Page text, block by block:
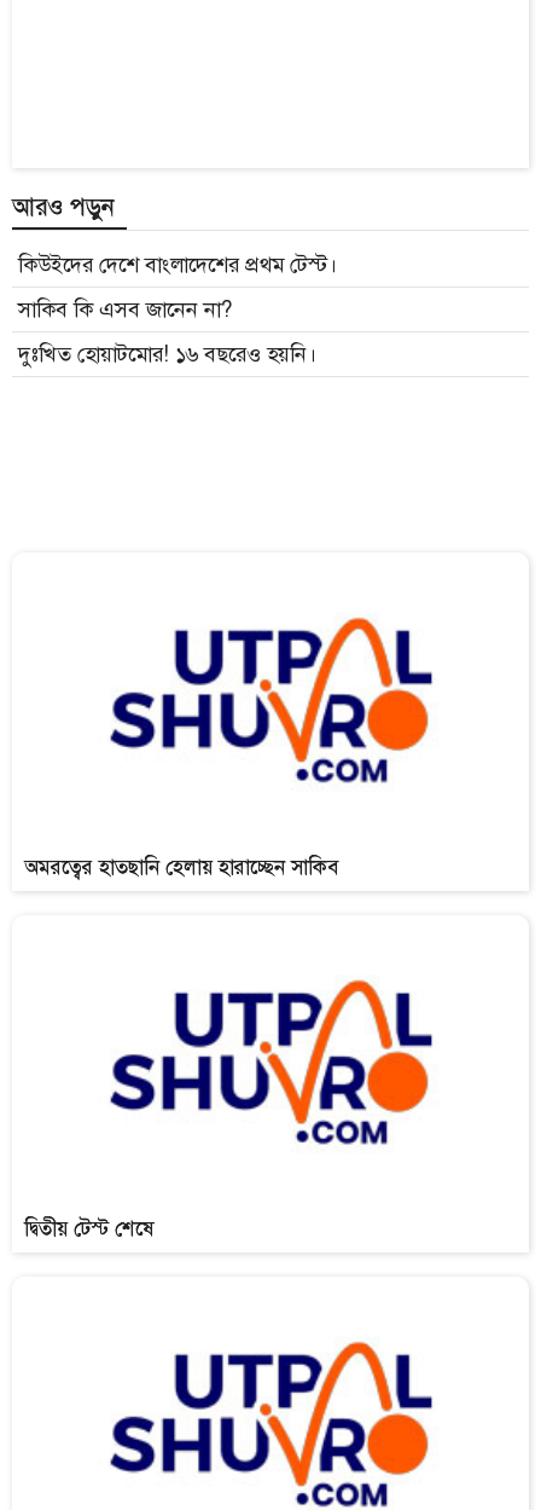
আরও পড়ুন
কিউইদের দেশে বাংলাদেশের প্রথম টেস্ট।
সাকিব কি এসব জানেন না?
দুঃখিত হোয়াটমোর! ১৬ বছরেও হয়নি।
অমরত্বের হাতছানি হেলায় হারাচ্ছেন সাকিব
দ্বিতীয় টেস্ট শেষে